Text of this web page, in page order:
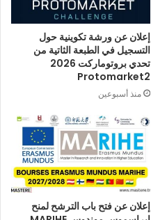
إعلان عن ورشة تكوينية حول
التسجيل في الطبعة الثاتية من
تحدي بروتوماركت 2026
Protomarket2
منذ أسبوعين
إعلان عن فتح باب الترشح لمنح